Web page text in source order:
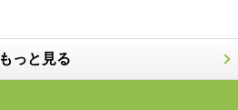
もっと見る